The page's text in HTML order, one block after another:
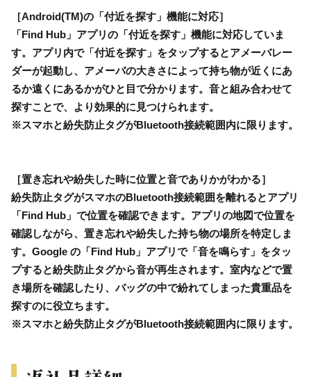
［Android(TM)の「付近を探す」機能に対応］
「Find Hub」アプリの「付近を探す」機能に対応していま
す。アプリ内で「付近を探す」をタップするとアメーバレー
ダーが起動し、アメーバの大きさによって持ち物が近くにあ
るか遠くにあるかがひと目で分かります。音と組み合わせて
探すことで、より効果的に見つけられます。
※スマホと紛失防止タグがBluetooth接続範囲内に限ります。
［置き忘れや紛失した時に位置と音でありかがわかる］
紛失防止タグがスマホのBluetooth接続範囲を離れるとアプリ
「Find Hub」で位置を確認できます。アプリの地図で位置を
確認しながら、置き忘れや紛失した持ち物の場所を特定しま
す。Google の「Find Hub」アプリで「音を鳴らす」をタッ
プすると紛失防止タグから音が再生されます。室内などで置
き場所を確認したり、バッグの中で紛れてしまった貴重品を
探すのに役立ちます。
※スマホと紛失防止タグがBluetooth接続範囲内に限ります。